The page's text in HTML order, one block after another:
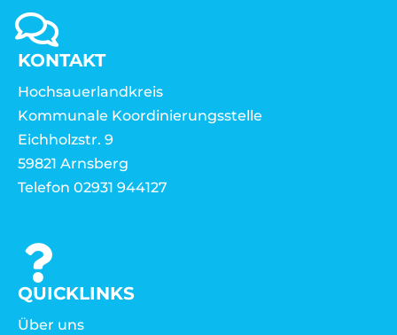
KONTAKT
Hochsauerlandkreis
Kommunale Koordinierungsstelle
Eichholzstr. 9
59821 Arnsberg
Telefon 02931 944127
QUICKLINKS
Über uns